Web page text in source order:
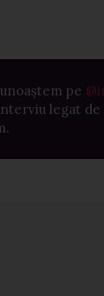
pe
legat de